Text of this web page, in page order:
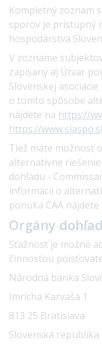
Kompletný zoznam
sporov je prístupný
hospodárstva
V zozname
zapísaný aj Útvar
Slovenskej
o tomto spôsobe
nájdete na https://
https://
Tiež máte možnosť
alternatívne
dohľadu -
informácií o
ponúka CAA nájdete
Orgány
Sťažnosť je možné
činnosťou
Národná banka
Imricha Karvaša 1
813 25 Bratislava
Slovenská republika